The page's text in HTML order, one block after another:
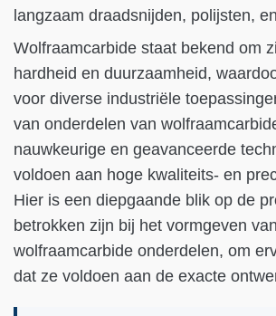
langzaam draadsnijden, polijsten,
Wolfraamcarbide staat bekend om
hardheid en duurzaamheid,
voor diverse industriële
van onderdelen van
nauwkeurige en geavanceerde
voldoen aan hoge kwaliteits- en
Hier is een diepgaande blik op de
betrokken zijn bij het vormgeven van
wolfraamcarbide onderdelen, om
dat ze voldoen aan de exacte